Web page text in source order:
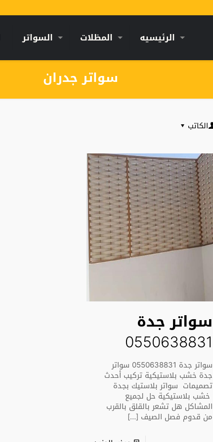
الرئيسيه المظلات السواتر
سواتر جدران
الكاتب
سواتر جدة
0550638831
سواتر جدة 0550638831 سواتر
جدة خشب بلاستيكية تركيب أحدث
تصميمات سواتر بلاستيك بجدة
خشب بلاستيكية حل لجميع
المشاكل هل تشعر بالقلق بالقرب
من قدوم فصل الصيف […]